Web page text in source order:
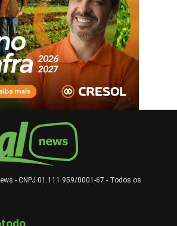
- CNPJ 01.111.959/0001-67 - Todos os